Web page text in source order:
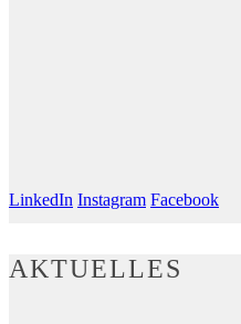
LinkedIn Instagram Facebook
AKTUELLES